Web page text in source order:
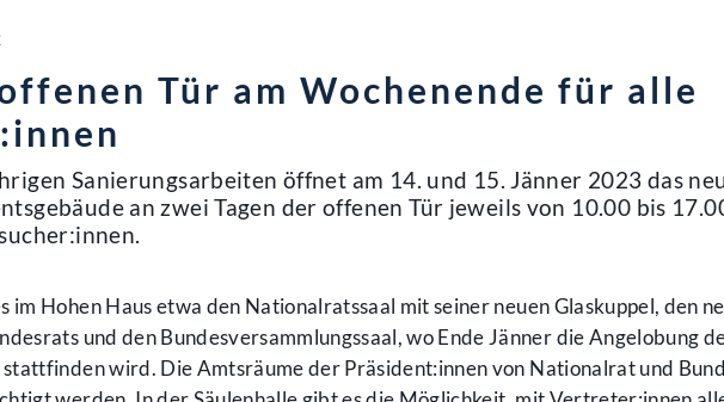
Tür am Wochenende für alle
Sanierungsarbeiten öffnet am 14. und 15. Jänner 2023 das
an zwei Tagen der offenen Tür jeweils von 10.00 bis
im Hohen Haus etwa den Nationalratssaal mit seiner neuen Glaskuppel, den
und den Bundesversammlungssaal, wo Ende Jänner die Angelobung
wird. Die Amtsräume der Präsident:innen von Nationalrat und